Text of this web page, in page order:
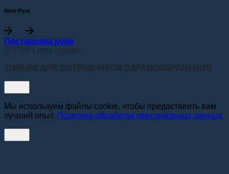
Next Post
Постановка руки
© 2026 Lotos United
ТОЛЬКО ДЛЯ СОТРУДНИКОВ ЗДРАВООХРАНЕНИЯ
Мы используем файлы cookie, чтобы предоставить вам
лучший опыт. Политика обработки персональных данных